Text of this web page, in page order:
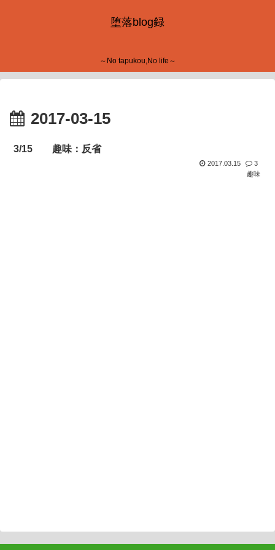
堕落blog録
～No tapukou,No life～
2017-03-15
3/15 趣味：反省
2017.03.15
3
趣味